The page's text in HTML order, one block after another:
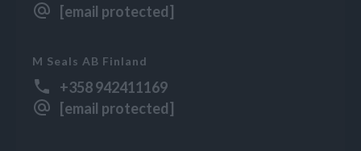
[email protected]
M Seals AB Finland
+358 942411169
[email protected]